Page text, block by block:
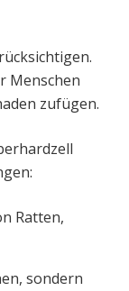
Menschen
zufügen.
Ratten,
sondern